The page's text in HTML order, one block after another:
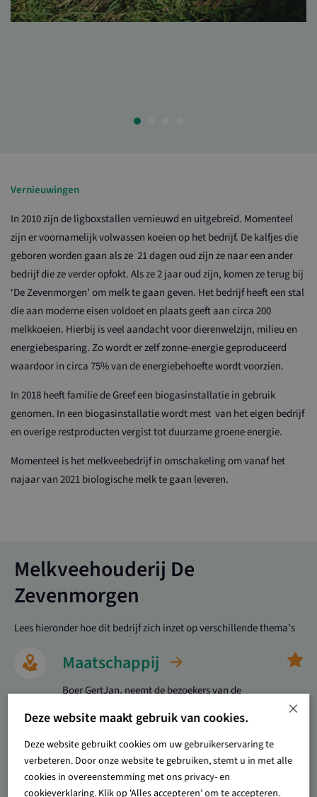
Vernieuwingen
In 2010 zijn de ligboxstallen vernieuwd en uitgebreid. Momenteel
zijn er voornamelijk volwassen koeien op het bedrijf. De kalfjes die
geboren worden gaan als ze 21 dagen oud zijn ze naar een ander
bedrijf die ze verder opfokt. Als ze 2 jaar oud zijn, komen ze terug bij
‘De Zevenmorgen’ om melk te gaan geven. Het bedrijf heeft een stal
die aan moderne eisen voldoet en plaats geeft aan circa 200
melkkoeien. Hierbij is veel aandacht voor dierenwelzijn, milieu en
energiebesparing. Zo wordt er zelf zonne-energie geproduceerd
waardoor in circa 75% van de energiebehoefte wordt voorzien.
In 2018 heeft familie de Greef een biogasinstallatie in gebruik
genomen. In een biogasinstallatie wordt mest van het eigen bedrijf
en overige restproducten vergist tot duurzame groene energie.
Momenteel is het melkveebedrijf in omschakeling om vanaf het
najaar van 2021 biologische melk te gaan leveren.
Melkveehouderij De
Zevenmorgen
Lees hieronder hoe dit bedrijf zich inzet op verschillende thema’s
Maatschappij
Boer GertJan, neemt de bezoekers van de
facebookpagina van Vallei Boert Bewust regelmatig
mee tijdens een wistjedatjes journaal over het
boerenbedrijf. Via deze vlogjes legt hij uit waarom
bepaalde werkzaamheden op het bedrijf plaats vinden.
×
Deze website maakt gebruik van cookies.
Deze website gebruikt cookies om uw gebruikerservaring te
verbeteren. Door onze website te gebruiken, stemt u in met alle
cookies in overeenstemming met ons privacy- en
cookieverklaring. Klik op 'Alles accepteren' om te accepteren.